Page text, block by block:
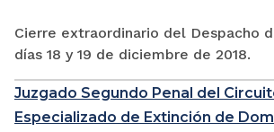
Cierre extraordinario del Despacho
días 18 y 19 de diciembre de 2018.
Juzgado Segundo Penal del
Especializado de Extinción de